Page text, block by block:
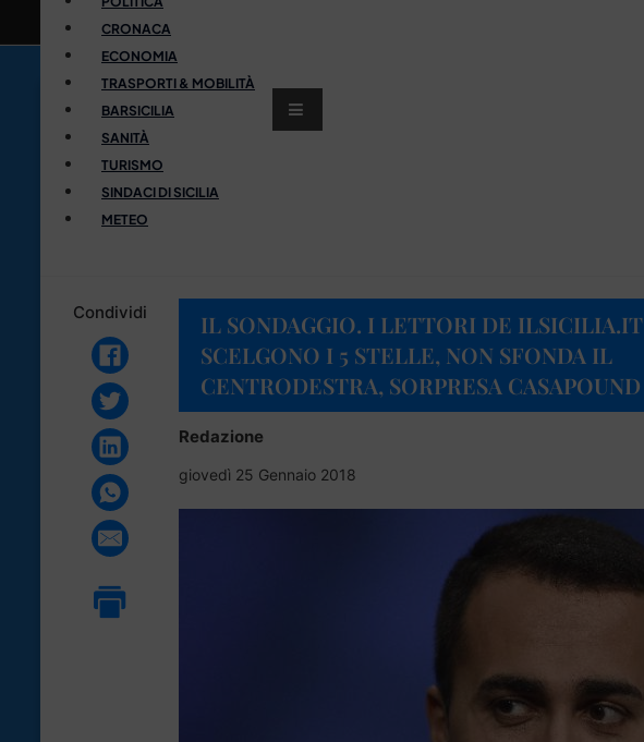
CRONACA
ECONOMIA
TRASPORTI & MOBILITÀ
BARSICILIA
SANITÀ
TURISMO
SINDACI DI SICILIA
METEO
Condividi
IL SONDAGGIO. I LETTORI DE ILSICILIA.IT
SCELGONO I 5 STELLE, NON SFONDA IL
CENTRODESTRA, SORPRESA CASAPOUND
Redazione
giovedì 25 Gennaio 2018